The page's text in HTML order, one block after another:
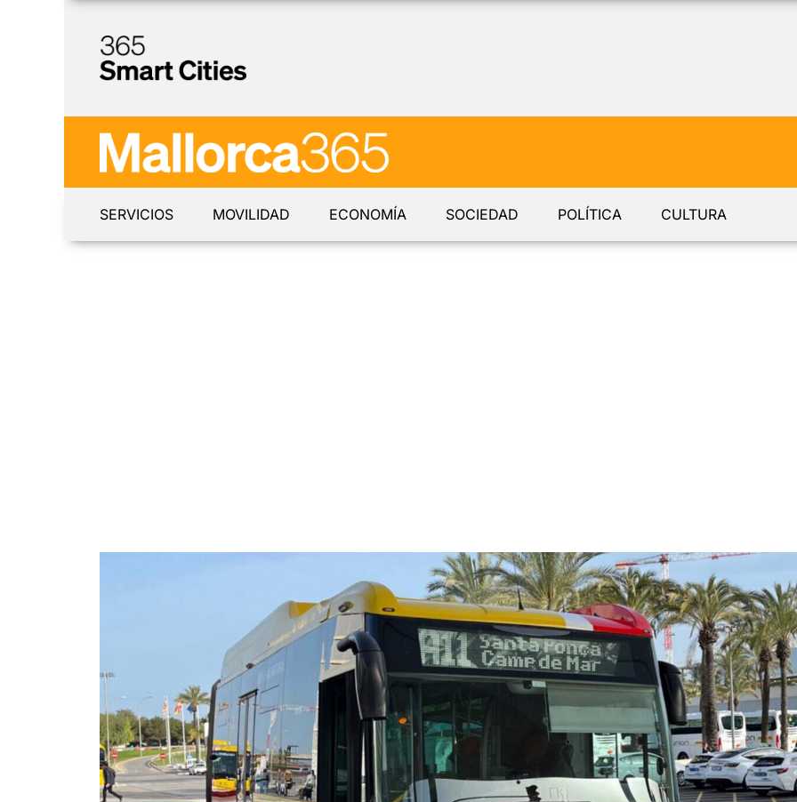
SERVICIOS MOVILIDAD ECONOMÍA SOCIEDAD POLÍTICA CULTURA